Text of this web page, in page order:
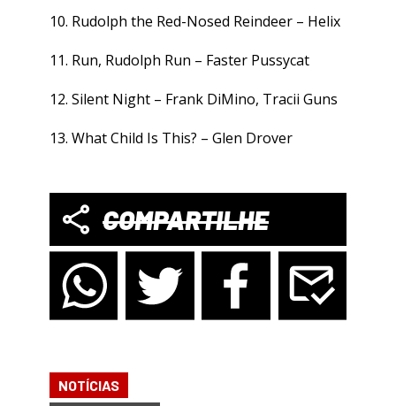
10. Rudolph the Red-Nosed Reindeer – Helix
11. Run, Rudolph Run – Faster Pussycat
12. Silent Night – Frank DiMino, Tracii Guns
13. What Child Is This? – Glen Drover
COMPARTILHE
NOTÍCIAS